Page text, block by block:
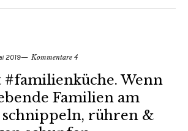
2019 Kommentare 4
#familienküche. Wenn
Familien am
rühren &